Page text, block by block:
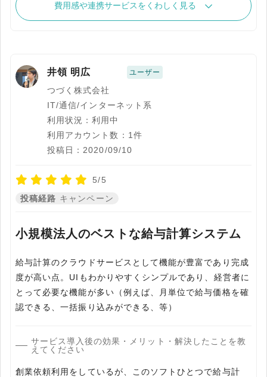
費用感や連携サービスをくわしく見る
井領 明広 ユーザー
つづく株式会社
IT/通信/インターネット系
利用状況：利用中
利用アカウント数：1件
投稿日：2020/09/10
5/5
投稿経路 キャンペーン
小規模法人のベストな給与計算システム
給与計算のクラウドサービスとして機能が豊富であり完成
度が高い点。UIもわかりやすくシンプルであり、経営者に
とって必要な機能が多い（例えば、月単位で給与価格を確
認できる、一括振り込みができる、等）
サービス導入後の効果・メリット・解決したことを教
えてください
創業依頼利用をしているが、このソフトひとつで給与計